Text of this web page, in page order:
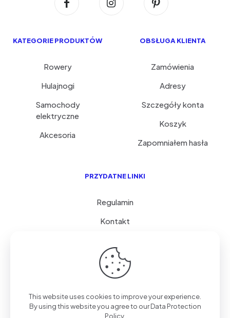
KATEGORIE PRODUKTÓW
Rowery
Hulajnogi
Samochody
elektryczne
Akcesoria
OBSŁUGA KLIENTA
Zamówienia
Adresy
Szczegóły konta
Koszyk
Zapomniałem hasła
PRZYDATNE LINKI
Regulamin
Kontakt
FAQ
© 2026 GoVolty.com | Wszystkie Prawa Zastrzeżone.
Polityka Prywatności
| Realizacja STPS
This website uses cookies to improve your experience.
By using this website you agree to ourData Protection
Policy.